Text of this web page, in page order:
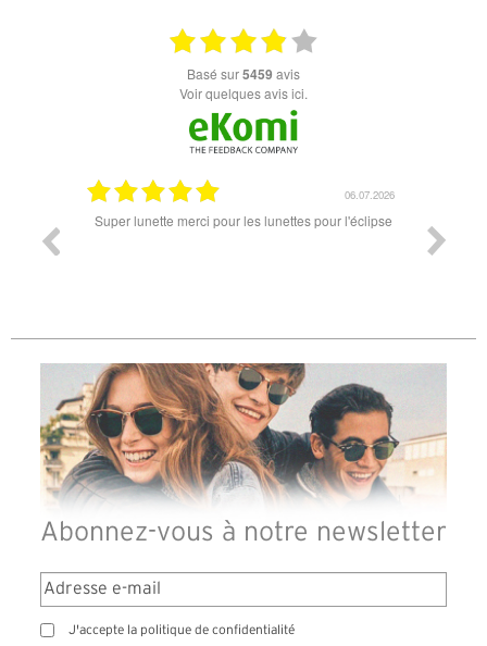
basé sur5459 avis
Voir quelques avis ici.
06.07.2026
Super lunette merci pour les lunettes pour l'éclipse
Abonnez-vous à notre newsletter
J'accepte la politique de confidentialité